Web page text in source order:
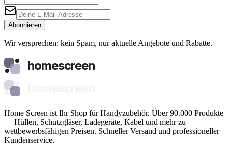
Abonnieren
Wir versprechen: kein Spam, nur aktuelle Angebote und Rabatte.
homescreen
Home Screen ist Ihr Shop für Handyzubehör. Über 90.000 Produkte
— Hüllen, Schutzgläser, Ladegeräte, Kabel und mehr zu
wettbewerbsfähigen Preisen. Schneller Versand und professioneller
Kundenservice.